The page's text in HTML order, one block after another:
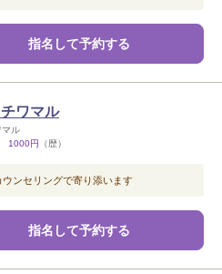
指名して予約する
ワマル
マル
1000円 （歴）
ウンセリングで寄り添います
指名して予約する